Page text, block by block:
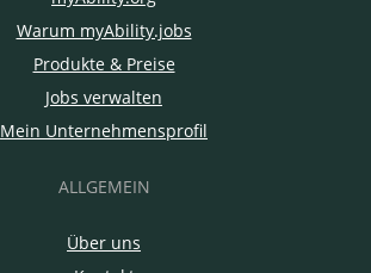
Warum myAbility.jobs
Produkte & Preise
Jobs verwalten
Mein Unternehmensprofil
ALLGEMEIN
Über uns